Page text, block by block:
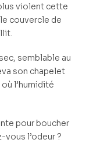
violent cette
couvercle de
semblable au
son chapelet
l’humidité
pour boucher
vous l’odeur ?